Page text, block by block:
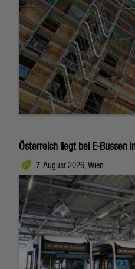
Österreich liegt bei E-Bussen
7. August 2026, Wien